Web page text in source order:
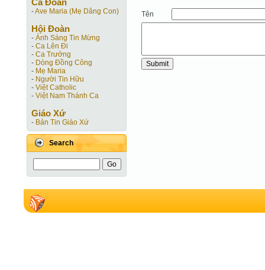
Ca Ðoàn
-Ave Maria (Mẹ Dâng Con)
Hội Ðoàn
- Ánh Sáng Tin Mừng
- Ca Lên Đi
- Ca Trưởng
- Dòng Đồng Công
- Mẹ Maria
- Người Tin Hữu
- Việt Catholic
- Việt Nam Thánh Ca
Giáo Xứ
- Bản Tin Giáo Xứ
Search
Tên